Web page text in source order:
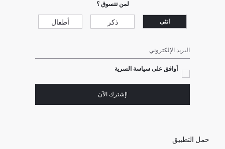
لمن تتسوق ؟
انثى ذكر أطفال
البريد الإلكتروني
أوافق على سياسة السرية
!إشترك الآن
حمل التطبيق